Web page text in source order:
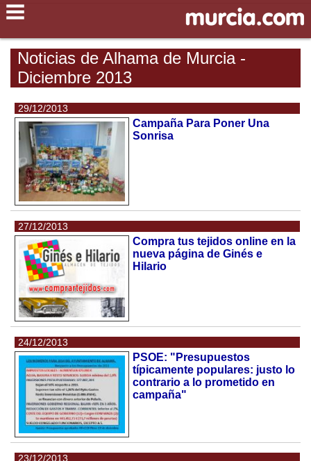
Noticias de Alhama de Murcia -
Diciembre 2013
29/12/2013
Campaña Para Poner Una
Sonrisa
27/12/2013
Compra tus tejidos online en la
nueva página de Ginés e
Hilario
24/12/2013
PSOE: "Presupuestos
típicamente populares: justo lo
contrario a lo prometido en
campaña"
23/12/2013